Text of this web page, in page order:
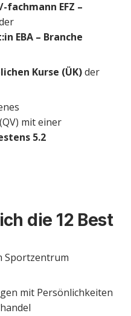
EFZ –
EBA – Branche
Kurse (ÜK)der
mit einer
5.2
die 12 Best
Sportzentrum
mit Persönlichkeiten